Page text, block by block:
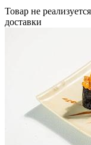
Товар не
доставки